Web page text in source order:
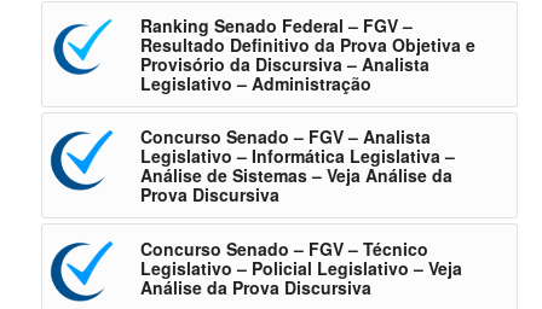
Ranking Senado Federal – FGV –
Resultado Definitivo da Prova Objetiva e
Provisório da Discursiva – Analista
Legislativo – Administração
Concurso Senado – FGV – Analista
Legislativo – Informática Legislativa –
Análise de Sistemas – Veja Análise da
Prova Discursiva
Concurso Senado – FGV – Técnico
Legislativo – Policial Legislativo – Veja
Análise da Prova Discursiva